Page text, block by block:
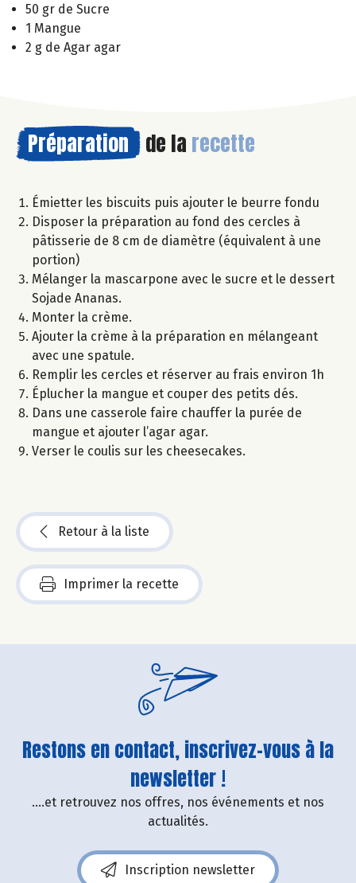
50 gr de Sucre
1 Mangue
2 g de Agar agar
Préparation de la recette
Émietter les biscuits puis ajouter le beurre fondu
Disposer la préparation au fond des cercles à
pâtisserie de 8 cm de diamètre (équivalent à une
portion)
Mélanger la mascarpone avec le sucre et le dessert
Sojade Ananas.
Monter la crème.
Ajouter la crème à la préparation en mélangeant
avec une spatule.
Remplir les cercles et réserver au frais environ 1h
Éplucher la mangue et couper des petits dés.
Dans une casserole faire chauffer la purée de
mangue et ajouter l’agar agar.
Verser le coulis sur les cheesecakes.
Retour à la liste
Imprimer la recette
Restons en contact, inscrivez-vous à la
newsletter !
....et retrouvez nos offres, nos événements et nos
actualités.
Inscription newsletter